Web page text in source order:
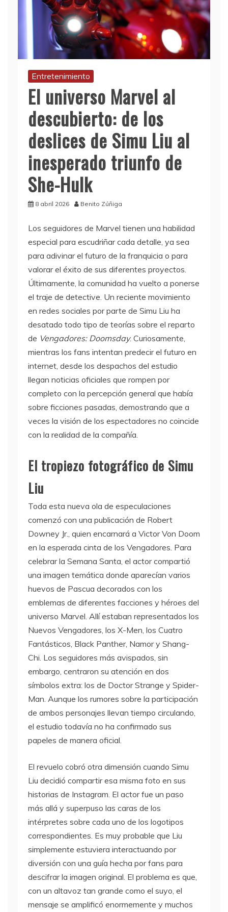
Entretenimiento
El universo Marvel al
descubierto: de los
deslices de Simu Liu al
inesperado triunfo de
She-Hulk
8 abril 2026 Benito Zúñiga
Los seguidores de Marvel tienen una habilidad
especial para escudriñar cada detalle, ya sea
para adivinar el futuro de la franquicia o para
valorar el éxito de sus diferentes proyectos.
Últimamente, la comunidad ha vuelto a ponerse
el traje de detective. Un reciente movimiento
en redes sociales por parte de Simu Liu ha
desatado todo tipo de teorías sobre el reparto
de Vengadores: Doomsday. Curiosamente,
mientras los fans intentan predecir el futuro en
internet, desde los despachos del estudio
llegan noticias oficiales que rompen por
completo con la percepción general que había
sobre ficciones pasadas, demostrando que a
veces la visión de los espectadores no coincide
con la realidad de la compañía.
El tropiezo fotográfico de Simu
Liu
Toda esta nueva ola de especulaciones
comenzó con una publicación de Robert
Downey Jr., quien encarnará a Victor Von Doom
en la esperada cinta de los Vengadores. Para
celebrar la Semana Santa, el actor compartió
una imagen temática donde aparecían varios
huevos de Pascua decorados con los
emblemas de diferentes facciones y héroes del
universo Marvel. Allí estaban representados los
Nuevos Vengadores, los X-Men, los Cuatro
Fantásticos, Black Panther, Namor y Shang-
Chi. Los seguidores más avispados, sin
embargo, centraron su atención en dos
símbolos extra: los de Doctor Strange y Spider-
Man. Aunque los rumores sobre la participación
de ambos personajes llevan tiempo circulando,
el estudio todavía no ha confirmado sus
papeles de manera oficial.
El revuelo cobró otra dimensión cuando Simu
Liu decidió compartir esa misma foto en sus
historias de Instagram. El actor fue un paso
más allá y superpuso las caras de los
intérpretes sobre cada uno de los logotipos
correspondientes. Es muy probable que Liu
simplemente estuviera interactuando por
diversión con una guía hecha por fans para
descifrar la imagen original. El problema es que,
con un altavoz tan grande como el suyo, el
mensaje se amplificó enormemente y muchos